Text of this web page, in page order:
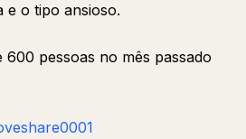
e o tipo ansioso.
600 pessoas no mês passado